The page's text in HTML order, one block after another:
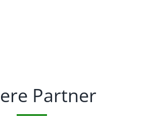
Partner